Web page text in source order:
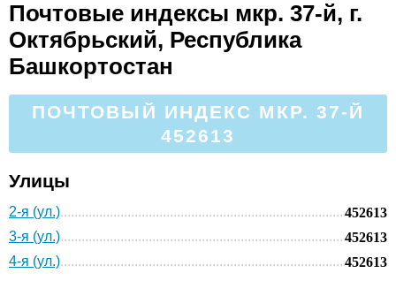
Почтовые индексы мкр. 37-й, г.
Октябрьский, Республика
Башкортостан
ПОЧТОВЫЙ ИНДЕКС МКР. 37-Й
452613
Улицы
2-я (ул.)
452613
3-я (ул.)
452613
4-я (ул.)
452613